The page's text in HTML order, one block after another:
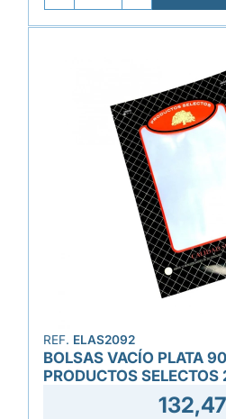
REF. ELAS2092
BOLSAS VACÍO PLATA
PRODUCTOS